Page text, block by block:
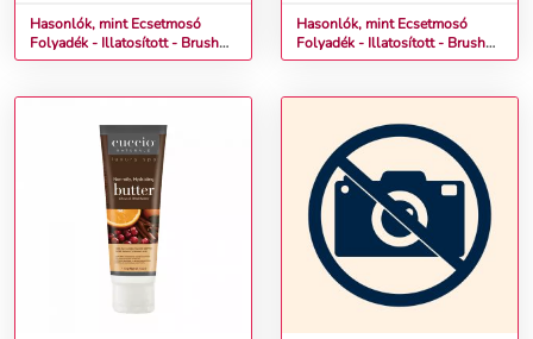
Hasonlók, mint Ecsetmosó
Folyadék - Illatosított - Brush
Cleaner Scented Wild Cherry /
Hasonlók, mint Ecsetmosó
Folyadék - Illatosított - Brush
Cleaner Scented Wild Cherry /